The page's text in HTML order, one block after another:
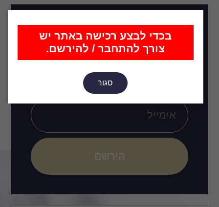
בכדי לבצע רכישה באתר יש
צורך להתחבר / להירשם.
סגור
רוצה להתעדכן בכל מה שחדש,
סטים שיועלו בקרוב, רעיונות
ועיצובים חדשים?
הירשם